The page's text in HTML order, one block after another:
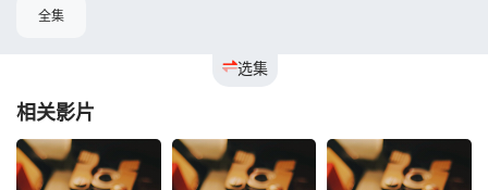
选集
全集
相关影片